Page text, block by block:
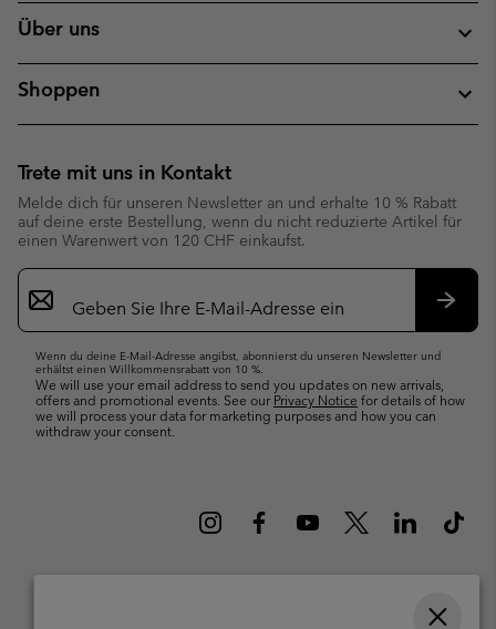
Über uns
Shoppen
Trete mit uns in Kontakt
Melde dich für unseren Newsletter an und erhalte 10 % Rabatt
auf deine erste Bestellung, wenn du nicht reduzierte Artikel für
einen Warenwert von 120 CHF einkaufst.
Newsletter-
Anmeldung
Wenn du deine E-Mail-Adresse angibst, abonnierst du unseren Newsletter und
erhältst einen Willkommensrabatt von 10 %.
We will use your email address to send you updates on new arrivals,
offers and promotional events. See our Privacy Notice for details of how
we will process your data for marketing purposes and how you can
withdraw your consent.